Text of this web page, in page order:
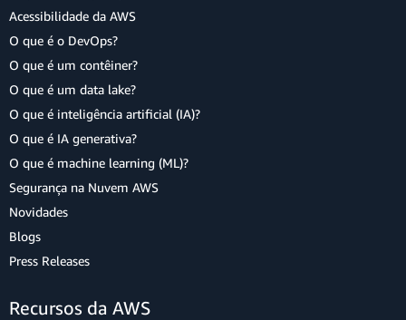
Acessibilidade da AWS
O que é o DevOps?
O que é um contêiner?
O que é um data lake?
O que é inteligência artificial (IA)?
O que é IA generativa?
O que é machine learning (ML)?
Segurança na Nuvem AWS
Novidades
Blogs
Press Releases
Recursos da AWS